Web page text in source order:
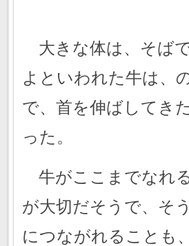
大きな体は、そば
よといわれた牛は、
で、首を伸ばしてき
った。
牛がここまでなれ
が大切だそうで、そ
につながれることも